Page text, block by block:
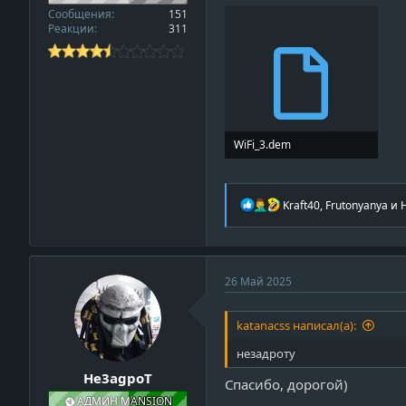
l
Сообщения
151
Реакции
311
WiFi_3.dem
Р
и
и
Kraft40, Frutonyanya и
He3agpoT
АДМИН MANSION
26 Май 2025
katanacss написал(а):
незадроту
Спасибо, дорогой)